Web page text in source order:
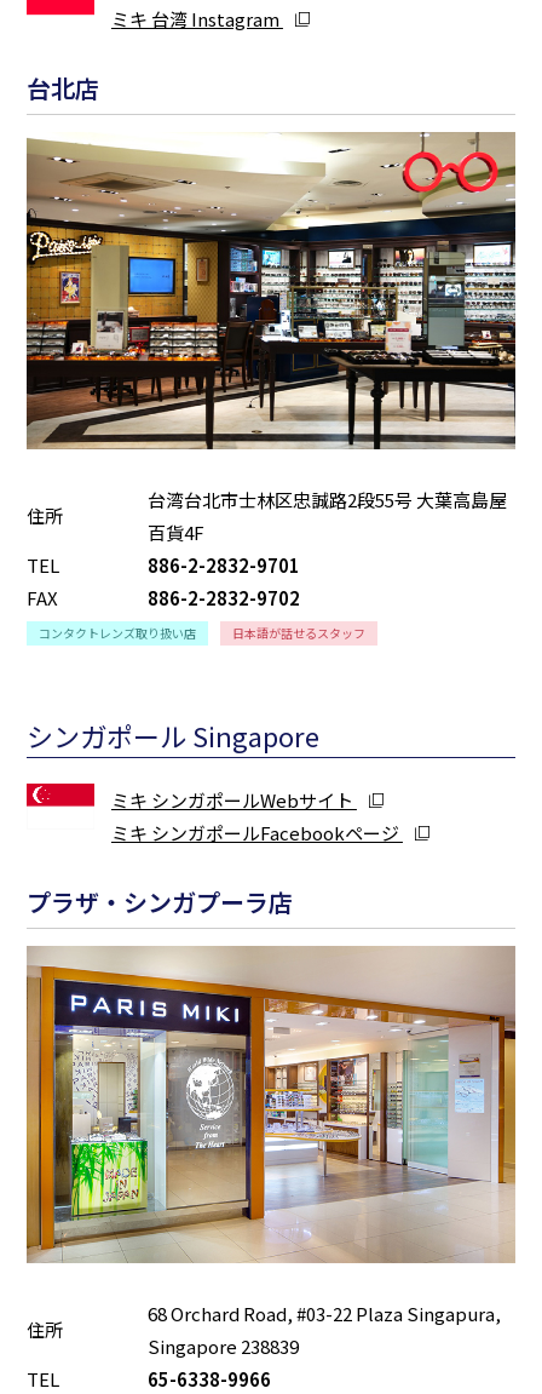
ミキ 台湾 Instagram
台北店
住所
台湾台北市士林区忠誠路2段55号 大葉高島屋
百貨4F
TEL
886-2-2832-9701
FAX
886-2-2832-9702
コンタクトレンズ取り扱い店 日本語が話せるスタッフ
シンガポール Singapore
ミキ シンガポールWebサイト
ミキ シンガポールFacebookページ
プラザ・シンガプーラ店
住所
68 Orchard Road, #03-22 Plaza Singapura,
Singapore 238839
TEL
65-6338-9966